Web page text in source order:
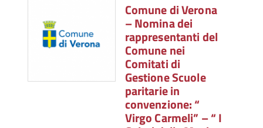
Comune di Verona
– Nomina dei
rappresentanti del
Comune nei
Comitati di
Gestione Scuole
paritarie in
convenzione: “
Virgo Carmeli” – “ I